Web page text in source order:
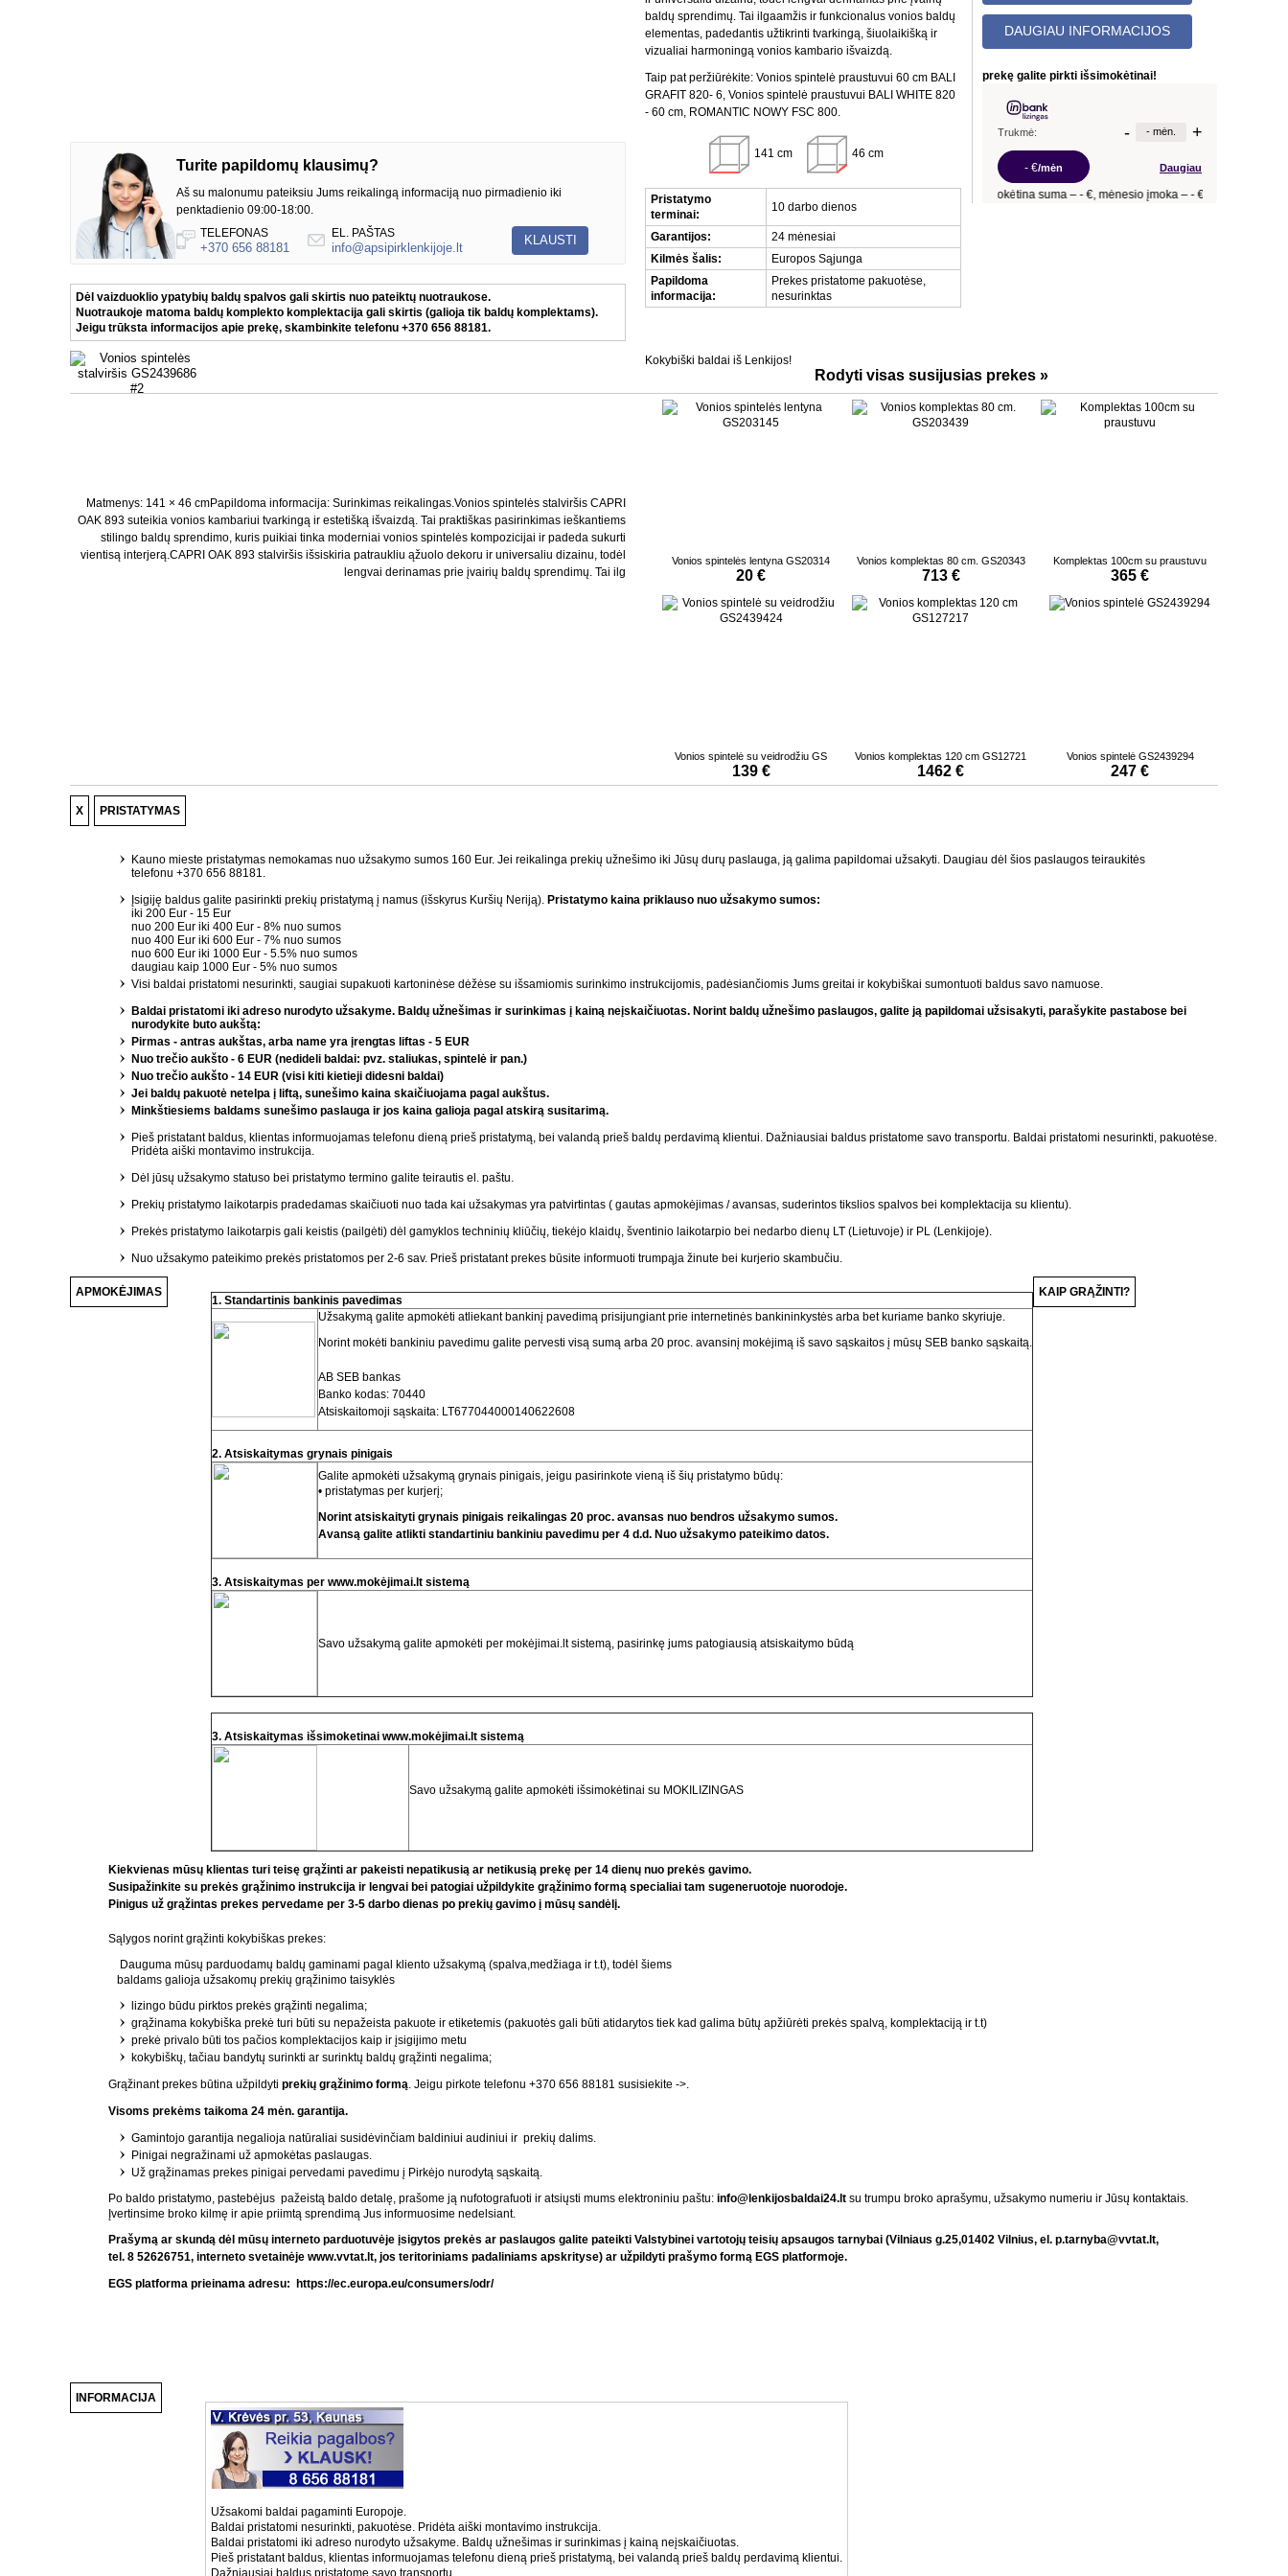
Turite papildomų klausimų?
Aš su malonumu pateiksiu Jums reikalingą informaciją nuo pirmadienio iki
penktadienio 09:00-18:00.
TELEFONAS
+370 656 88181
EL. PAŠTAS
info@apsipirklenkijoje.lt
KLAUSTI
Dėl vaizduoklio ypatybių baldų spalvos gali skirtis nuo pateiktų nuotraukose.
Nuotraukoje matoma baldų komplekto komplektacija gali skirtis (galioja tik baldų komplektams).
Jeigu trūksta informacijos apie prekę, skambinkite telefonu +370 656 88181.
Matmenys: 141 × 46 cmPapildoma informacija: Surinkimas reikalingas.Vonios spintelės stalviršis CAPRI
OAK 893 suteikia vonios kambariui tvarkingą ir estetišką išvaizdą. Tai praktiškas pasirinkimas ieškantiems
stilingo baldų sprendimo, kuris puikiai tinka moderniai vonios spintelės kompozicijai ir padeda sukurti
vientisą interjerą.CAPRI OAK 893 stalviršis išsiskiria patraukliu ąžuolo dekoru ir universaliu dizainu, todėl
lengvai derinamas prie įvairių baldų sprendimų. Tai ilg
baldų sprendimų. Tai ilgaamžis ir funkcionalus vonios baldų
elementas, padedantis užtikrinti tvarkingą, šiuolaikišką ir
vizualiai harmoningą vonios kambario išvaizdą.
Taip pat peržiūrėkite: Vonios spintelė praustuvui 60 cm BALI
GRAFIT 820- 6, Vonios spintelė praustuvui BALI WHITE 820
- 60 cm, ROMANTIC NOWY FSC 800.
141 cm 46 cm
Pristatymo
terminai:
10 darbo dienos
Garantijos:
24 mėnesiai
Kilmės šalis:
Europos Sąjunga
Papildoma
informacija:
Prekes pristatome pakuotėse,
nesurinktas
Kokybiški baldai iš Lenkijos!
DAUGIAU INFORMACIJOS
prekę galite pirkti išsimokėtinai!
Rodyti visas susijusias prekes »
Vonios spintelės lentyna GS20314
20 €
Vonios komplektas 80 cm. GS20343
713 €
Komplektas 100cm su praustuvu
365 €
Vonios spintelė su veidrodžiu GS
139 €
Vonios komplektas 120 cm GS12721
1462 €
Vonios spintelė GS2439294
247 €
X PRISTATYMAS
Kauno mieste pristatymas nemokamas nuo užsakymo sumos 160 Eur. Jei reikalinga prekių užnešimo iki Jūsų durų paslauga, ją galima papildomai užsakyti. Daugiau dėl šios paslaugos teiraukitės
telefonu +370 656 88181.
Įsigiję baldus galite pasirinkti prekių pristatymą į namus (išskyrus Kuršių Neriją). Pristatymo kaina priklauso nuo užsakymo sumos:
iki 200 Eur - 15 Eur
nuo 200 Eur iki 400 Eur - 8% nuo sumos
nuo 400 Eur iki 600 Eur - 7% nuo sumos
nuo 600 Eur iki 1000 Eur - 5.5% nuo sumos
daugiau kaip 1000 Eur - 5% nuo sumos
Visi baldai pristatomi nesurinkti, saugiai supakuoti kartoninėse dėžėse su išsamiomis surinkimo instrukcijomis, padėsiančiomis Jums greitai ir kokybiškai sumontuoti baldus savo namuose.
Baldai pristatomi iki adreso nurodyto užsakyme. Baldų užnešimas ir surinkimas į kainą neįskaičiuotas. Norint baldų užnešimo paslaugos, galite ją papildomai užsisakyti, parašykite pastabose bei
nurodykite buto aukštą:
Pirmas - antras aukštas, arba name yra įrengtas liftas - 5 EUR
Nuo trečio aukšto - 6 EUR (nedideli baldai: pvz. staliukas, spintelė ir pan.)
Nuo trečio aukšto - 14 EUR (visi kiti kietieji didesni baldai)
Jei baldų pakuotė netelpa į liftą, sunešimo kaina skaičiuojama pagal aukštus.
Minkštiesiems baldams sunešimo paslauga ir jos kaina galioja pagal atskirą susitarimą.
Pieš pristatant baldus, klientas informuojamas telefonu dieną prieš pristatymą, bei valandą prieš baldų perdavimą klientui. Dažniausiai baldus pristatome savo transportu. Baldai pristatomi nesurinkti, pakuotėse.
Pridėta aiški montavimo instrukcija.
Dėl jūsų užsakymo statuso bei pristatymo termino galite teirautis el. paštu.
Prekių pristatymo laikotarpis pradedamas skaičiuoti nuo tada kai užsakymas yra patvirtintas ( gautas apmokėjimas / avansas, suderintos tikslios spalvos bei komplektacija su klientu).
Prekės pristatymo laikotarpis gali keistis (pailgėti) dėl gamyklos techninių kliūčių, tiekėjo klaidų, šventinio laikotarpio bei nedarbo dienų LT (Lietuvoje) ir PL (Lenkijoje).
Nuo užsakymo pateikimo prekės pristatomos per 2-6 sav. Prieš pristatant prekes būsite informuoti trumpąja žinute bei kurjerio skambučiu.
APMOKĖJIMAS
1. Standartinis bankinis pavedimas
Užsakymą galite apmokėti atliekant bankinį pavedimą prisijungiant prie internetinės bankininkystės arba bet kuriame banko skyriuje.
Norint mokėti bankiniu pavedimu galite pervesti visą sumą arba 20 proc. avansinį mokėjimą iš savo sąskaitos į mūsų SEB banko sąskaitą.
AB SEB bankas
Banko kodas: 70440
Atsiskaitomoji sąskaita: LT677044000140622608
2. Atsiskaitymas grynais pinigais
Galite apmokėti užsakymą grynais pinigais, jeigu pasirinkote vieną iš šių pristatymo būdų:
• pristatymas per kurjerį;
Norint atsiskaityti grynais pinigais reikalingas 20 proc. avansas nuo bendros užsakymo sumos.
Avansą galite atlikti standartiniu bankiniu pavedimu per 4 d.d. Nuo užsakymo pateikimo datos.
3. Atsiskaitymas per www.mokėjimai.lt sistemą
Savo užsakymą galite apmokėti per mokėjimai.lt sistemą, pasirinkę jums patogiausią atsiskaitymo būdą
3. Atsiskaitymas išsimoketinai www.mokėjimai.lt sistemą
Savo užsakymą galite apmokėti išsimokėtinai su MOKILIZINGAS
KAIP GRĄŽINTI?
Kiekvienas mūsų klientas turi teisę grąžinti ar pakeisti nepatikusią ar netikusią prekę per 14 dienų nuo prekės gavimo.
Susipažinkite su prekės grąžinimo instrukcija ir lengvai bei patogiai užpildykite grąžinimo formą specialiai tam sugeneruotoje nuorodoje.
Pinigus už grąžintas prekes pervedame per 3-5 darbo dienas po prekių gavimo į mūsų sandėlį.
Sąlygos norint grąžinti kokybiškas prekes:
Dauguma mūsų parduodamų baldų gaminami pagal kliento užsakymą (spalva,medžiaga ir t.t), todėl šiems
baldams galioja užsakomų prekių grąžinimo taisyklės
lizingo būdu pirktos prekės grąžinti negalima;
grąžinama kokybiška prekė turi būti su nepažeista pakuote ir etiketemis (pakuotės gali būti atidarytos tiek kad galima būtų apžiūrėti prekės spalvą, komplektaciją ir t.t)
prekė privalo būti tos pačios komplektacijos kaip ir įsigijimo metu
kokybiškų, tačiau bandytų surinkti ar surinktų baldų grąžinti negalima;
Grąžinant prekes būtina užpildyti prekių grąžinimo formą. Jeigu pirkote telefonu +370 656 88181 susisiekite ->.
Visoms prekėms taikoma 24 mėn. garantija.
Gamintojo garantija negalioja natūraliai susidėvinčiam baldiniui audiniui ir prekių dalims.
Pinigai negražinami už apmokėtas paslaugas.
Už grąžinamas prekes pinigai pervedami pavedimu į Pirkėjo nurodytą sąskaitą.
Po baldo pristatymo, pastebėjus pažeistą baldo detalę, prašome ją nufotografuoti ir atsiųsti mums elektroniniu paštu: info@ lenkijosbaldai24.lt su trumpu broko aprašymu, užsakymo numeriu ir Jūsų kontaktais.
Įvertinsime broko kilmę ir apie priimtą sprendimą Jus informuosime nedelsiant.
Prašymą ar skundą dėl mūsų interneto parduotuvėje įsigytos prekės ar paslaugos galite pateikti Valstybinei vartotojų teisių apsaugos tarnybai (Vilniaus g.25,01402 Vilnius, el. p.tarnyba@vvtat.lt,
tel. 8 52626751, interneto svetainėje www.vvtat.lt, jos teritoriniams padaliniams apskrityse) ar užpildyti prašymo formą EGS platformoje.
EGS platforma prieinama adresu:
https://ec.europa.eu/consumers/odr/
INFORMACIJA
Užsakomi baldai pagaminti Europoje.
Baldai pristatomi nesurinkti, pakuotėse. Pridėta aiški montavimo instrukcija.
Baldai pristatomi iki adreso nurodyto užsakyme. Baldų užnešimas ir surinkimas į kainą neįskaičiuotas.
Pieš pristatant baldus, klientas informuojamas telefonu dieną prieš pristatymą, bei valandą prieš baldų perdavimą klientui.
Dažniausiai baldus pristatome savo transportu.